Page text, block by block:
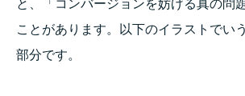
と、「コンバージョンを妨げる真の問
ことがあります。以下のイラストでい
部分です。